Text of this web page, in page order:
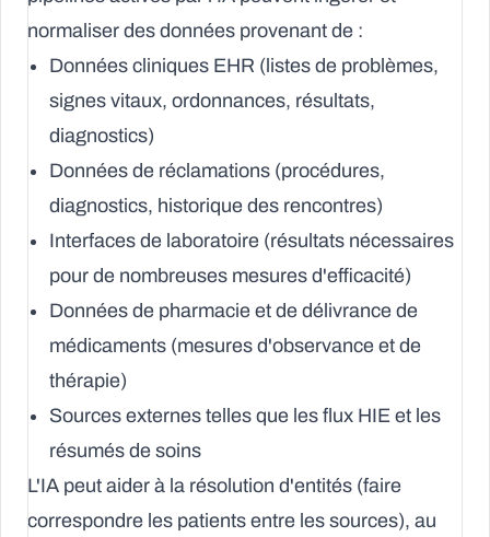
normaliser des données provenant de :
Données cliniques EHR (listes de problèmes,
signes vitaux, ordonnances, résultats,
diagnostics)
Données de réclamations (procédures,
diagnostics, historique des rencontres)
Interfaces de laboratoire (résultats nécessaires
pour de nombreuses mesures d'efficacité)
Données de pharmacie et de délivrance de
médicaments (mesures d'observance et de
thérapie)
Sources externes telles que les flux HIE et les
résumés de soins
L'IA peut aider à la résolution d'entités (faire
correspondre les patients entre les sources), au